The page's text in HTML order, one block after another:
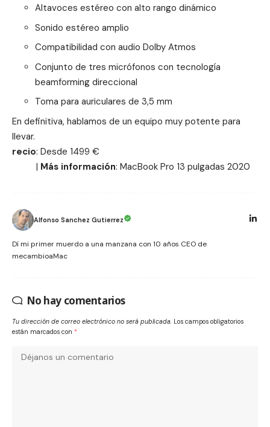
Altavoces estéreo con alto rango dinámico
Sonido estéreo amplio
Compatibilidad con audio Dolby Atmos
Conjunto de tres micrófonos con tecnología
beamforming direccional
Toma para auriculares de 3,5 mm
En definitiva, hablamos de un equipo muy potente para
llevar.
recio: Desde 1499 €
| Más información: MacBook Pro 13 pulgadas 2020
Alfonso Sanchez Gutierrez
Dí mi primer muerdo a una manzana con 10 años CEO de
mecambioaMac
No hay comentarios
Tu dirección de correo electrónico no será publicada. Los campos obligatorios
están marcados con *